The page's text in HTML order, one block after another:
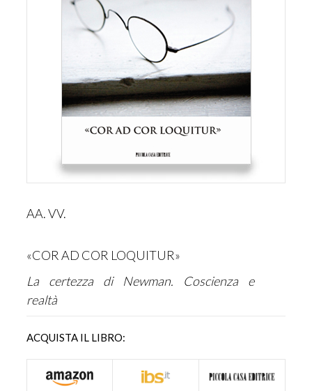
AA. VV.
«COR AD COR LOQUITUR»
La certezza di Newman. Coscienza e
realtà
ACQUISTA IL LIBRO: